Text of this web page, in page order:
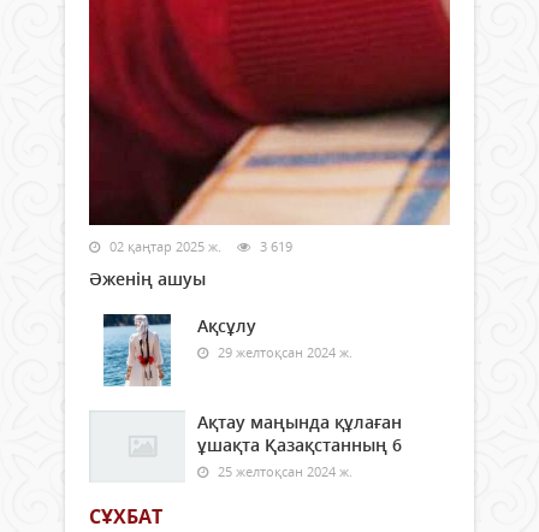
02 қаңтар 2025 ж. 3 619
Әженің ашуы
Ақсұлу
29 желтоқсан 2024 ж.
Ақтау маңында құлаған
ұшақта Қазақстанның 6
25 желтоқсан 2024 ж.
СҰХБАТ